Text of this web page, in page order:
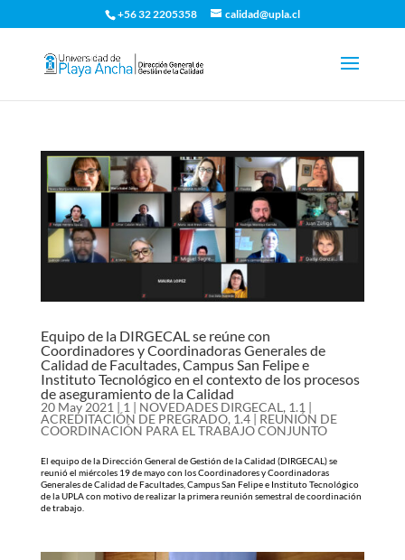
+56 32 2205358 calidad@upla.cl
Equipo de la DIRGECAL se reúne con
Coordinadores y Coordinadoras Generales de
Calidad de Facultades, Campus San Felipe e
Instituto Tecnológico en el contexto de los procesos
de aseguramiento de la Calidad
20 May 2021 | 1 | NOVEDADES DIRGECAL , 1.1 |
ACREDITACIÓN DE PREGRADO, 1.4 | REUNIÓN DE
COORDINACIÓN PARA EL TRABAJO CONJUNTO
El equipo de la Dirección General de Gestión de la Calidad (DIRGECAL) se
reunió el miércoles 19 de mayo con los Coordinadores y Coordinadoras
Generales de Calidad de Facultades, Campus San Felipe e Instituto Tecnológico
de la UPLA con motivo de realizar la primera reunión semestral de coordinación
de trabajo.